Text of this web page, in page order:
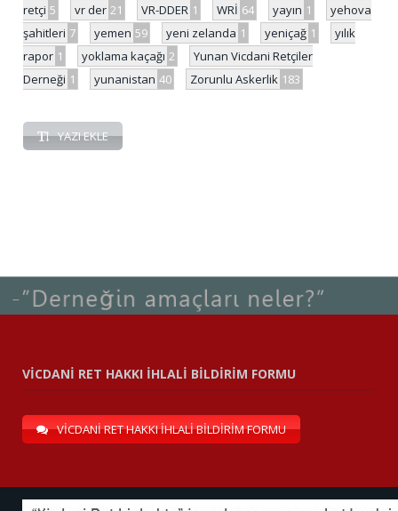
retçi 5 vr der 21 VR-DDER 1 WRİ 64 yayın 1
yehova
şahitleri 7 yemen 59 yeni zelanda 1 yeniçağ 1
yılık
rapor 1 yoklama kaçağı 2
Yunan Vicdani Retçiler
Derneği 1 yunanistan 40 Zorunlu Askerlik 183
YAZI EKLE
VİCDANİ RET HAKKI İHLALİ BİLDİRİM FORMU
VİCDANİ RET HAKKI İHLALİ BİLDİRİM FORMU